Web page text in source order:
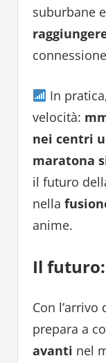
suburbane
In
velocità:
nei centri
maratona
il futuro
nella
anime.
Il
Con l’arrivo
prepara a
avanti nel